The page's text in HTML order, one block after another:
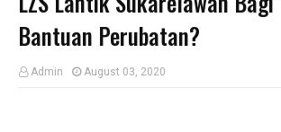
Bantuan Perubatan?
Admin August 03, 2020